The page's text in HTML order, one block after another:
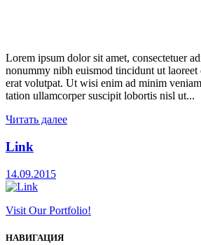
Lorem ipsum dolor sit amet, consectetuer
nonummy nibh euismod tincidunt ut laoreet
erat volutpat. Ut wisi enim ad minim
tation ullamcorper suscipit lobortis nisl ut...
Читать далее
Link
14.09.2015
Visit Our Portfolio!
НАВИГАЦИЯ